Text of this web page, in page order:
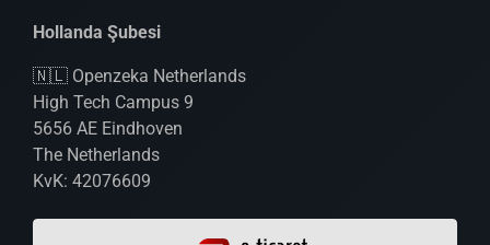
Hollanda Şubesi
🇳🇱 Openzeka Netherlands
High Tech Campus 9
5656 AE Eindhoven
The Netherlands
KvK: 42076609